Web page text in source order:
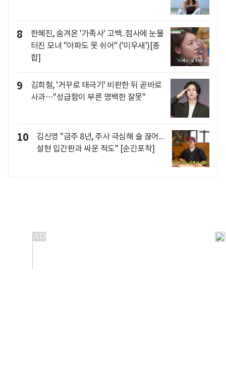
8
한혜진, 숨겨온 '가족사' 고백..점사에 눈물
터진 모녀 "아파도 못 쉬어" ('미우새')[종
합]
9
김희철, '거꾸로 태극기' 비판한 뒤 곧바로
사과…"성급함이 부른 명백한 잘못"
10
김신영 "금주 8년, 주사 극심해 술 끊어...
설현 입간판과 싸운 적도" [순간포착]